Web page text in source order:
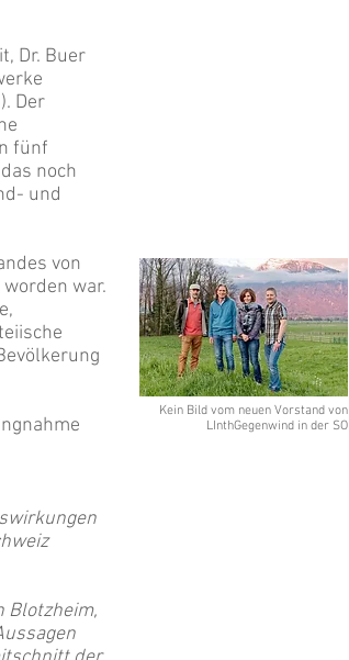
Dr. Buer
Der
fünf
noch
und
von
war.
Blotzheim,
Kein Bild vom neuen Vorstand von
LInthGegenwind in der SO